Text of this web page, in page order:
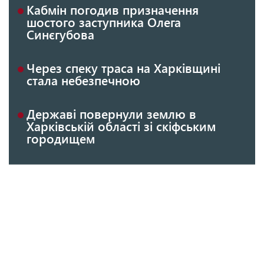
Кабмін погодив призначення
шостого заступника Олега
Синєгубова
Через спеку траса на Харківщині
стала небезпечною
Державі повернули землю в
Харківській області зі скіфським
городищем